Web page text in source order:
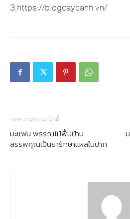
3.https://blogcaycanh.vn/
บทความก่อนหน้านี้
มะแฟน พรรณไม้พื้นบ้าน
สรรพคุณเป็นยารักษาแผลในปาก